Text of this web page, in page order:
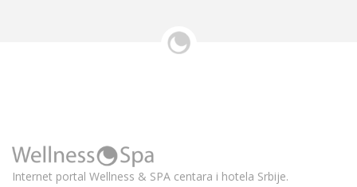
Internet portal Wellness & SPA centara i hotela Srbije.